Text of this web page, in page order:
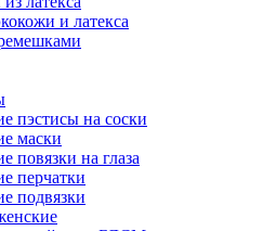
и латекса
пэстисы на соски
маски
повязки на глаза
перчатки
подвязки